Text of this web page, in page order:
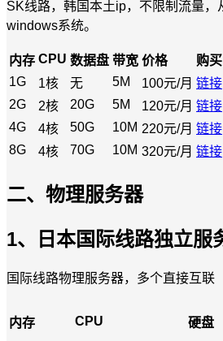
SK线路，韩国本土ip，不限制流量，
windows系统。
内存 CPU 数据盘 带宽 价格
购买
1G
1核 无 5M 100元/月 链接
2G
2核 20G 5M 120元/月 链接
4G
4核 50G 10M 220元/月 链接
8G
4核 70G 10M 320元/月 链接
二、物理服务器
1、日本国际线路独立服
国际线路物理服务器，多个直接互联
内存 CPU 硬盘